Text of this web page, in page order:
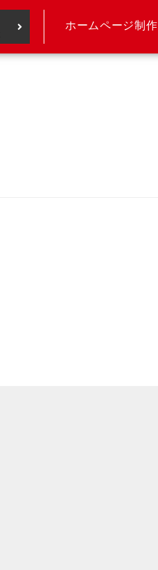
ホームページ制作